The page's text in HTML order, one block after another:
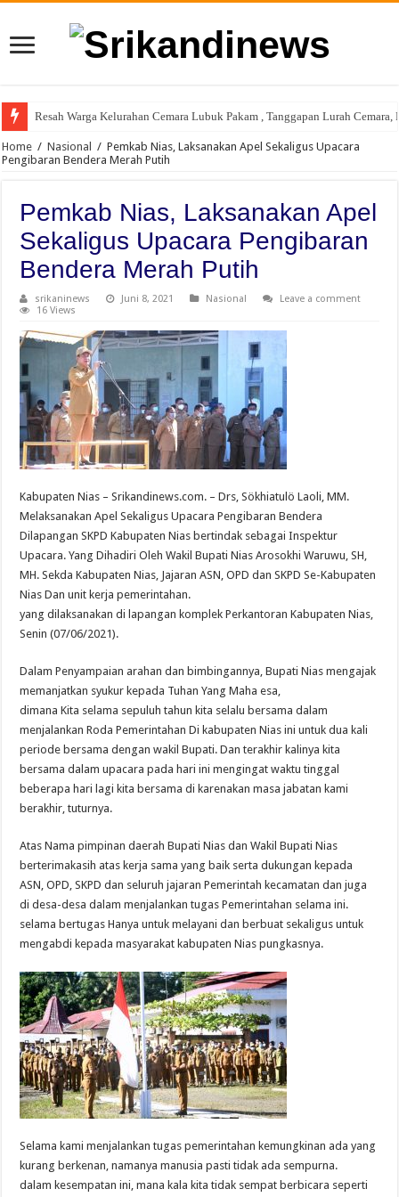
Resah Warga Kelurahan Cemara Lubuk Pakam , Tanggapan Lurah
Home / Nasional / Pemkab Nias, Laksanakan Apel Sekaligus Upacara
Pengibaran Bendera Merah Putih
Pemkab Nias, Laksanakan Apel
Sekaligus Upacara Pengibaran
Bendera Merah Putih
srikaninews Juni 8, 2021 Nasional
Leave a comment
16 Views
Kabupaten Nias – Srikandinews.com. – Drs, Sökhiatulö Laoli, MM.
Melaksanakan Apel Sekaligus Upacara Pengibaran Bendera
Dilapangan SKPD Kabupaten Nias bertindak sebagai Inspektur
Upacara. Yang Dihadiri Oleh Wakil Bupati Nias Arosokhi Waruwu, SH,
MH. Sekda Kabupaten Nias, Jajaran ASN, OPD dan SKPD Se-Kabupaten
Nias Dan unit kerja pemerintahan.
yang dilaksanakan di lapangan komplek Perkantoran Kabupaten Nias,
Senin (07/06/2021).
Dalam Penyampaian arahan dan bimbingannya, Bupati Nias mengajak
memanjatkan syukur kepada Tuhan Yang Maha esa,
dimana Kita selama sepuluh tahun kita selalu bersama dalam
menjalankan Roda Pemerintahan Di kabupaten Nias ini untuk dua kali
periode bersama dengan wakil Bupati. Dan terakhir kalinya kita
bersama dalam upacara pada hari ini mengingat waktu tinggal
beberapa hari lagi kita bersama di karenakan masa jabatan kami
berakhir, tuturnya.
Atas Nama pimpinan daerah Bupati Nias dan Wakil Bupati Nias
berterimakasih atas kerja sama yang baik serta dukungan kepada
ASN, OPD, SKPD dan seluruh jajaran Pemerintah kecamatan dan juga
di desa-desa dalam menjalankan tugas Pemerintahan selama ini.
selama bertugas Hanya untuk melayani dan berbuat sekaligus untuk
mengabdi kepada masyarakat kabupaten Nias pungkasnya.
Selama kami menjalankan tugas pemerintahan kemungkinan ada yang
kurang berkenan, namanya manusia pasti tidak ada sempurna.
dalam kesempatan ini, mana kala kita tidak sempat berbicara seperti